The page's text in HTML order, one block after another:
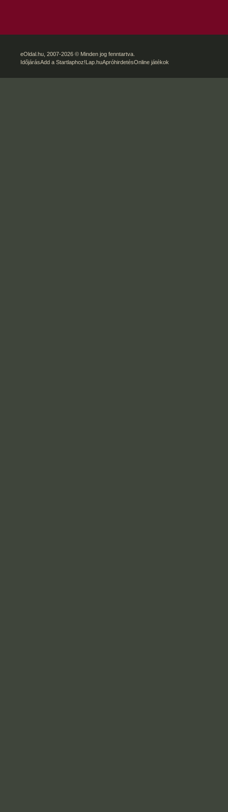
eOldal.hu , 2007-2026 © Minden jog fenntartva.
IdőjárásAdd a Startlaphoz!Lap.huApróhirdetésOnline játékok